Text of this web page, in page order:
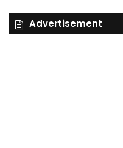
Advertisement